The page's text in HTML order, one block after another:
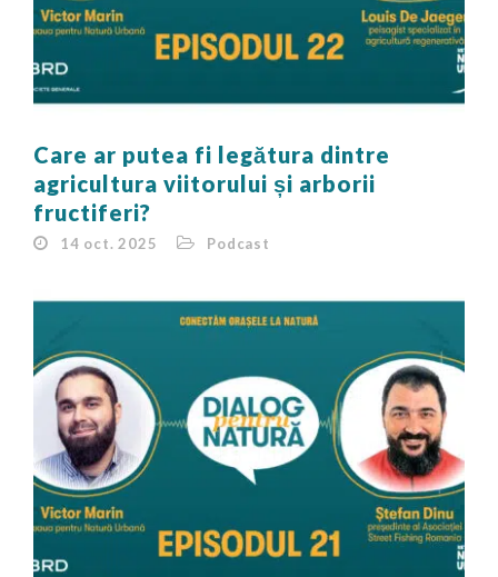
Care ar putea fi legătura dintre
agricultura viitorului și arborii
fructiferi?
14 oct. 2025 Podcast